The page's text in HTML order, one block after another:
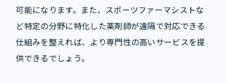
可能になります。また、スポーツファーマシストな
ど特定の分野に特化した薬剤師が遠隔で対応できる
仕組みを整えれば、より専門性の高いサービスを提
供できるでしょう。